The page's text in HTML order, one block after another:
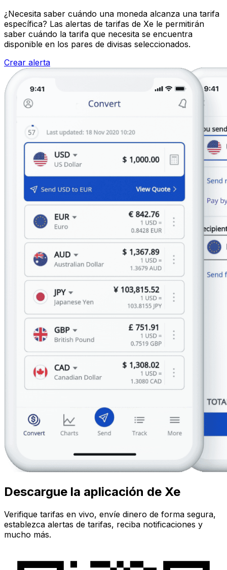
¿Necesita saber cuándo una moneda alcanza una tarifa
específica? Las alertas de tarifas de Xe le permitirán
saber cuándo la tarifa que necesita se encuentra
disponible en los pares de divisas seleccionados.
Crear alerta
Descargue la aplicación de Xe
Verifique tarifas en vivo, envíe dinero de forma segura,
establezca alertas de tarifas, reciba notificaciones y
mucho más.